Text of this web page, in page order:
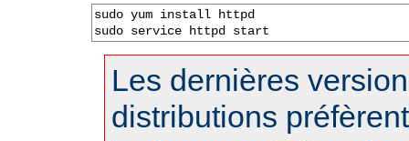
sudo yum install httpd
sudo service httpd start
Les dernières
distributions